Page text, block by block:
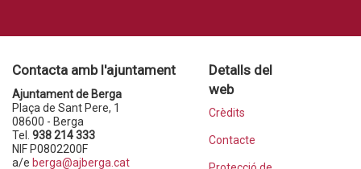
Contacta amb l'ajuntament
Ajuntament de Berga
Plaça de Sant Pere, 1
08600 - Berga
Tel. 938 214 333
NIF P0802200F
a/e berga@ajberga.cat
Detalls del
web
Crèdits
Contacte